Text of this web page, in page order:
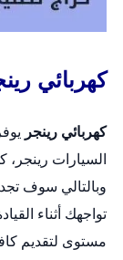
كهربائي
كهربائي رينجر
السيارات رينجر،
وبالتالي سوف
تواجهك أثناء
مستوى لتقديم